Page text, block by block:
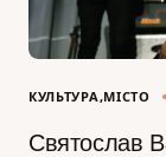
КУЛЬТУРА МІСТО
Святослав